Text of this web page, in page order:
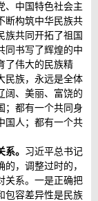
、中国特色社会主
断构筑中华民族共
族共同开拓了祖国
同书写了辉煌的中
了伟大的民族精
民族，永远是全体
阔、美丽、富饶的
；都有一个共同身
国人；都有一个共
。 习近平总书记
，调整过时的，
关系。一是正确把
包容差异性是民族